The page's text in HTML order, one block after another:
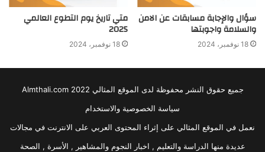
سؤال والإجابة مسابقات عن الامن
والسلامة واجوبتها
18 نوفمبر، 2024
متي تاريخ يوم التطوع العالمي
2025
18 نوفمبر، 2024
جميع حقوق النشر محفوظة لدى الموقع المثالي 2022 Almthali.com
سياسة الخصوصية والاستخدام
نعمل في الموقع المثالي على إثراء المحتوى العربي على الانترنت في مجالات
عديدة منها الدراسة والتعليم , اخبار النجوم والمشاهير , الأسرة , الصحة